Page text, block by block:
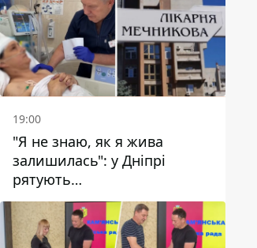
19:00
"Я не знаю, як я жива
залишилась": у Дніпрі
рятують
військовослужбовицю та
мати чотирьох дітей, яку
поранив КАБ